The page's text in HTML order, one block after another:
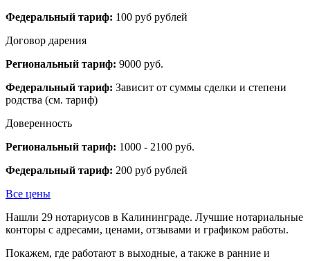
Федеральный тариф: 100 руб рублей
Договор дарения
Региональный тариф: 9000 руб.
Федеральный тариф: Зависит от суммы сделки и степени
родства (см. тариф)
Доверенность
Региональный тариф: 1000 - 2100 руб.
Федеральный тариф: 200 руб рублей
Все цены
Нашли 29 нотариусов в Калининграде. Лучшие нотариальные
конторы с адресами, ценами, отзывами и графиком работы.
Покажем, где работают в выходные, а также в ранние и